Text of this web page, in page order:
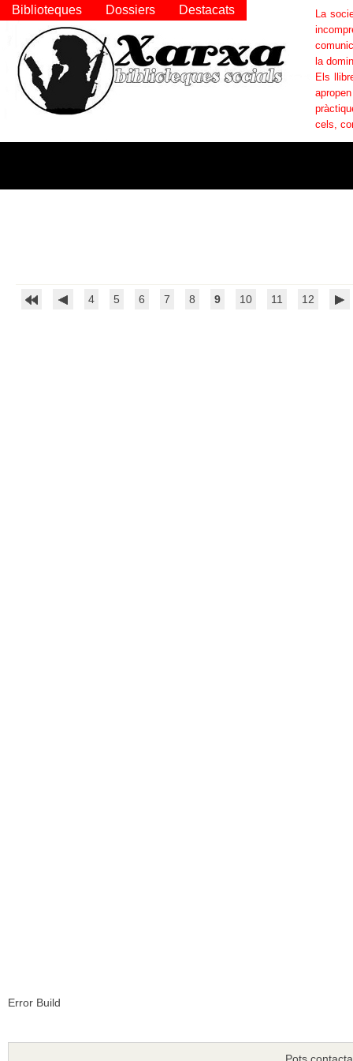
4 5 6 7 8 9 10 11 12
Error Build
La
la
Els
cels,
Biblioteques Dossiers Destacats